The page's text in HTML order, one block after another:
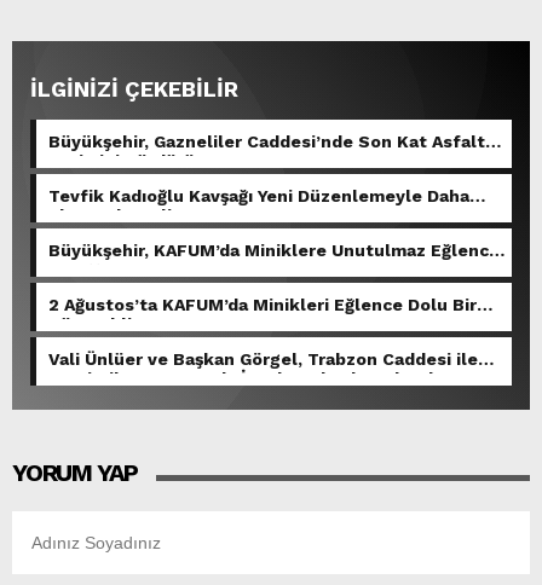
İLGİNİZİ ÇEKEBİLİR
Büyükşehir, Gazneliler Caddesi’nde Son Kat Asfalt
Serimini Sürdürüyor.
Tevfik Kadıoğlu Kavşağı Yeni Düzenlemeyle Daha
Akıcı Hale Geliyor.
Büyükşehir, KAFUM’da Miniklere Unutulmaz Eğlence
2 Ağustos’ta KAFUM’da Minikleri Eğlence Dolu Bir
Gün Bekliyor.
Vali Ünlüer ve Başkan Görgel, Trabzon Caddesi ile
Demirciler Çarşısı’nda İncelemelerde Bulundu.
YORUM YAP